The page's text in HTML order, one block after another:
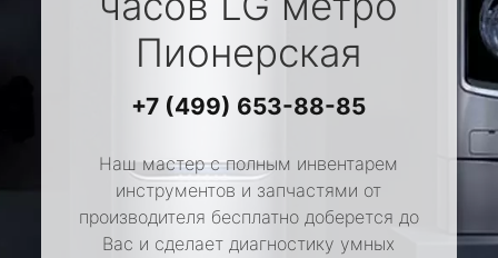
Пионерская
+7 (499) 653-88-85
Наш мастер с полным инвентарем
инструментов и запчастями от
производителя бесплатно доберется до
Вас и сделает диагностику умных